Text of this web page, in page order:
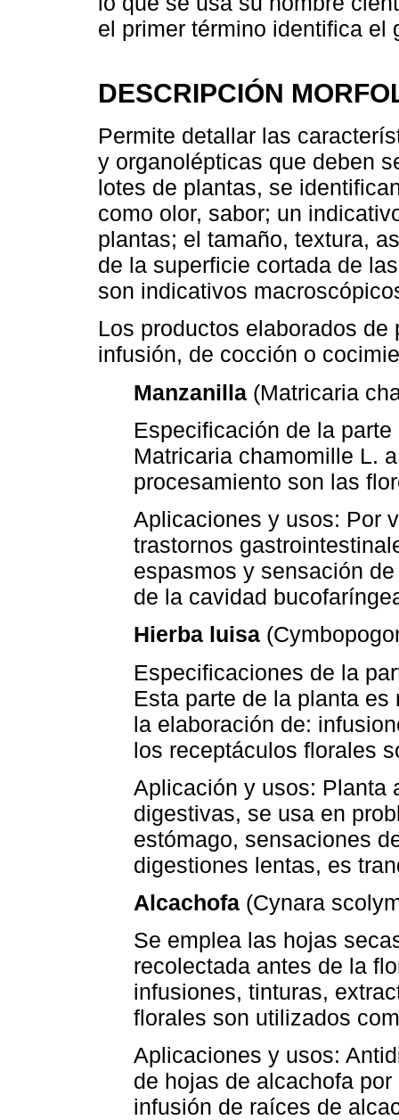
el primer término identifica el
DESCRIPCIÓN
Permite detallar las
y organolépticas que deben
lotes de plantas, se
como olor, sabor; un
plantas; el tamaño, textura,
de la superficie cortada de
son indicativos
Los productos elaborados
infusión, de cocción o
Manzanilla (Matricaria
Especificación de la
Matricaria chamomille L.
procesamiento son las
Aplicaciones y usos: Por
trastornos
espasmos y sensación
de la cavidad
Hierba luisa
Especificaciones de la
Esta parte de la planta
la elaboración de:
los receptáculos florales
Aplicación y usos: Planta
digestivas, se usa en
estómago, sensaciones
digestiones lentas, es
Alcachofa (Cynara
Se emplea las hojas
recolectada antes de la
infusiones, tinturas,
florales son utilizados
Aplicaciones y usos:
de hojas de alcachofa
infusión de raíces de